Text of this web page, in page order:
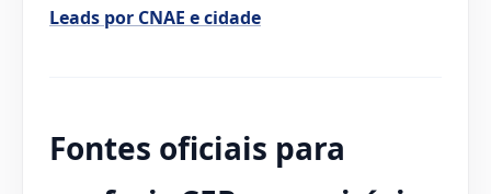
Leads por CNAE e cidade
Fontes oficiais para